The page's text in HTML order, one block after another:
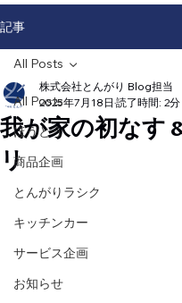
記事
All Posts
ほうとう
商品企画
とんがりラシク
キッチンカー
サービス企画
お知らせ
All Posts
我が家の初なす
リ
株式会社とんがり Blog担当
2025年7月18日 読了時間: 2分